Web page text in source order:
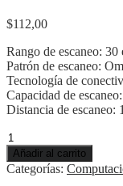
$112,00
Rango de escaneo: 30
Patrón de escaneo:
Tecnología de
Capacidad de
Distancia de escaneo:
SCANER
ZEBRA
DS2208-
Añadir al carrito
Categorías: